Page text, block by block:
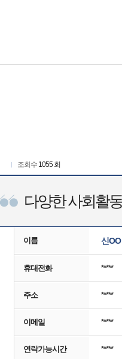
조회수 1055 회
다양한 사회활
이름 신OO
휴대전화 *****
주소 *****
이메일 *****
연락가능시간 *****